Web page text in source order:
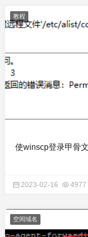
教程
使winscp登录甲骨
2023-02-16 4977
空间域名